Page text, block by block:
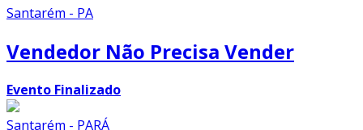
Santarém - PA
Vendedor Não Precisa Vender
Evento Finalizado
Santarém - PARÁ